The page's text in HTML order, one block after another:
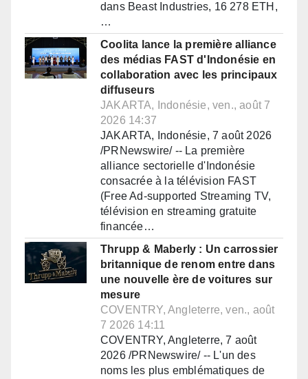
dans Beast Industries, 16 278 ETH,
…
Coolita lance la première alliance
des médias FAST d'Indonésie en
collaboration avec les principaux
diffuseurs
JAKARTA, Indonésie, ven., août 7
2026 14:37
JAKARTA, Indonésie, 7 août 2026
/PRNewswire/ -- La première
alliance sectorielle d'Indonésie
consacrée à la télévision FAST
(Free Ad-supported Streaming TV,
télévision en streaming gratuite
financée…
Thrupp & Maberly : Un carrossier
britannique de renom entre dans
une nouvelle ère de voitures sur
mesure
COVENTRY, Angleterre, ven., août
7 2026 14:11
COVENTRY, Angleterre, 7 août
2026 /PRNewswire/ -- L'un des
noms les plus emblématiques de